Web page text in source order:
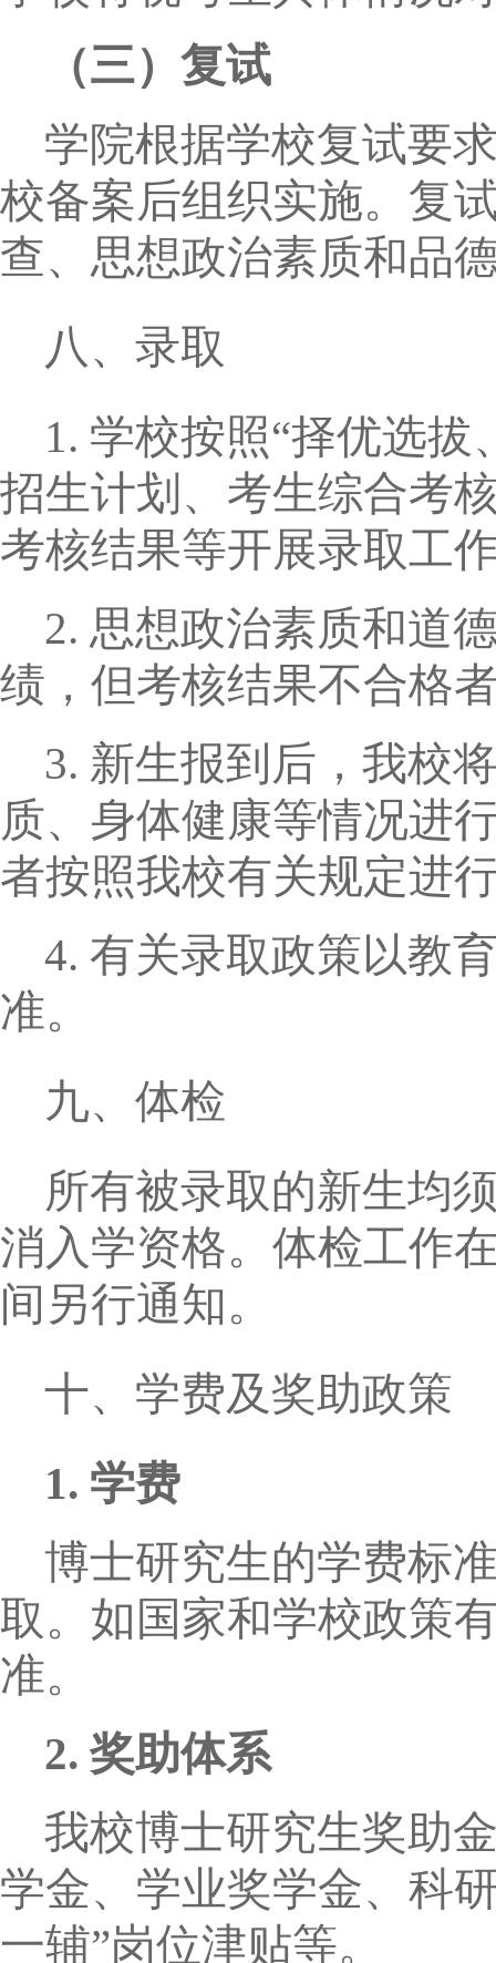
（三）复试
学院根据学校复试要
校备案后组织实施。复
查、思想政治素质和品
八、录取
1. 学校按照“择优选拔
招生计划、考生综合考
考核结果等开展录取工
2. 思想政治素质和道
绩，但考核结果不合格
3. 新生报到后，我校
质、身体健康等情况进
者按照我校有关规定进
4. 有关录取政策以教
准。
九、体检
所有被录取的新生均
消入学资格。体检工作
间另行通知。
十、学费及奖助政策
1. 学费
博士研究生的学费标
取。如国家和学校政策
准。
2. 奖助体系
我校博士研究生奖助
学金、学业奖学金、科
一辅”岗位津贴等。